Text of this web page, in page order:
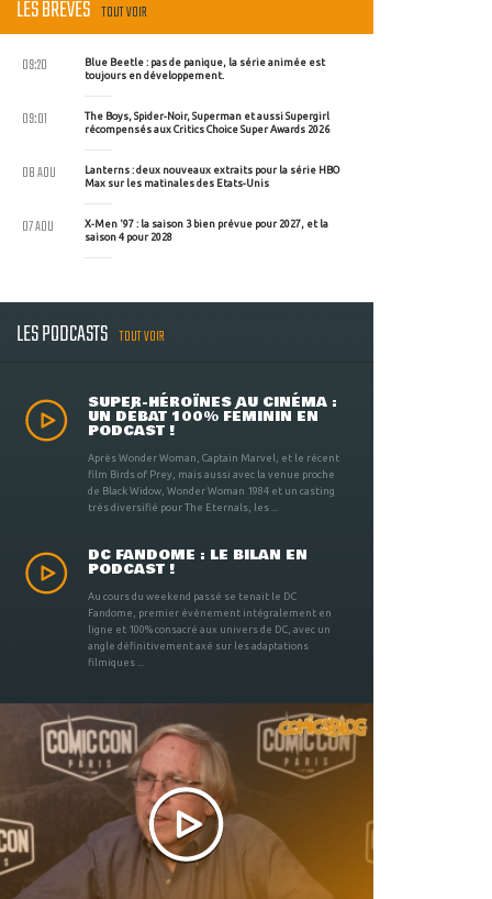
LES BRÈVES TOUT VOIR
Blue Beetle : pas de panique, la série animée est
toujours en développement.
09:20
The Boys, Spider-Noir, Superman et aussi Supergirl
récompensés aux Critics Choice Super Awards 2026
09:01
Lanterns : deux nouveaux extraits pour la série HBO
Max sur les matinales des Etats-Unis
08 AOU
X-Men '97 : la saison 3 bien prévue pour 2027, et la
saison 4 pour 2028
07 AOU
LES PODCASTS TOUT VOIR
SUPER-HÉROÏNES AU CINÉMA :
UN DÉBAT 100% FÉMININ EN
PODCAST !
Après Wonder Woman, Captain Marvel, et le récent
film Birds of Prey, mais aussi avec la venue proche
de Black Widow, Wonder Woman 1984 et un casting
très diversifié pour The Eternals, les ...
DC FANDOME : LE BILAN EN
PODCAST !
Au cours du weekend passé se tenait le DC
Fandome, premier évènement intégralement en
ligne et 100% consacré aux univers de DC, avec un
angle définitivement axé sur les adaptations
filmiques ...